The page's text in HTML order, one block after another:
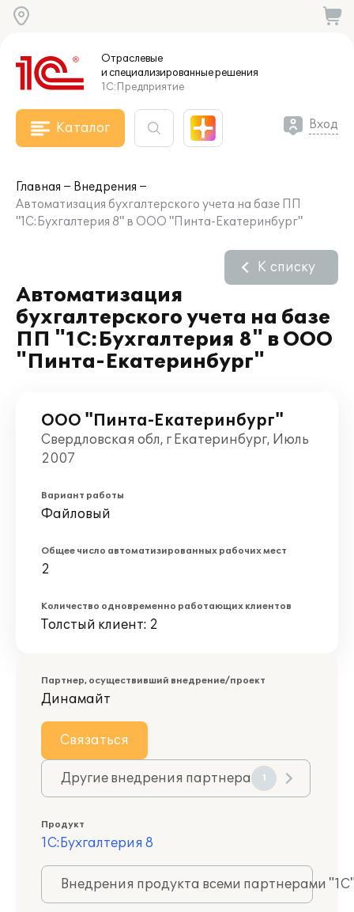
Отраслевые
и специализированныерешения
1С:Предприятие
Каталог Вход
Главная
Внедрения
Автоматизация бухгалтерского учета на базе ПП
"1С:Бухгалтерия 8" в ООО "Пинта-Екатеринбург"
Автоматизация
бухгалтерского учета на базе
ПП "1С:Бухгалтерия 8" в ООО
"Пинта-Екатеринбург"
К списку
ООО "Пинта-Екатеринбург"
Свердловская обл, г Екатеринбург, Июль
2007
Вариант работы
Файловый
Общее число автоматизированных рабочих мест
2
Количество одновременно работающих клиентов
Толстый клиент: 2
Партнер, осуществивший внедрение/проект
Динамайт
Связаться
Другие внедрения партнера 1
Продукт
1С:Бухгалтерия 8
Внедрения продукта всеми партнерами